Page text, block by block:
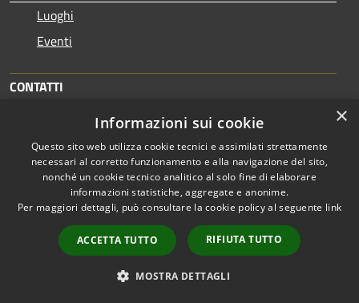
Luoghi
Eventi
CONTATTI
Comune di Altopascio
Piazza Vittorio Emanuele, 24 55011 Altopascio - LU
Codice Fiscale e Partita IVA: 00197110463
Cod. Catastale: A241
comune.altopascio@postacert.toscana.it
Centralino Unico:0583-24031
×
Informazioni sui cookie
Questo sito web utilizza cookie tecnici e assimilati strettamente
necessari al corretto funzionamento e alla navigazione del sito,
nonché un cookie tecnico analitico al solo fine di elaborare
informazioni statistiche, aggregate e anonime.
Per maggiori dettagli, può consultare la cookie policy al seguente link
ACCETTA TUTTO RIFIUTA TUTTO
MOSTRA DETTAGLI